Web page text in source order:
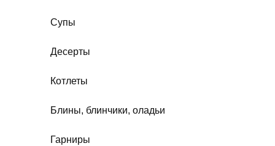
Супы
Десерты
Котлеты
Блины, блинчики, оладьи
Гарниры